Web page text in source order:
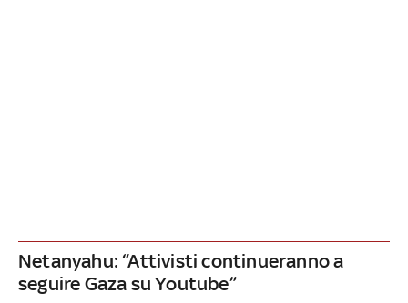
Netanyahu: “Attivisti continueranno a
seguire Gaza su Youtube”